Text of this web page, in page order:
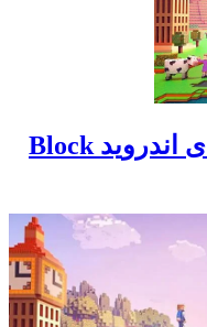
دانلود بازی بلاک کرفت برای اندروید Block